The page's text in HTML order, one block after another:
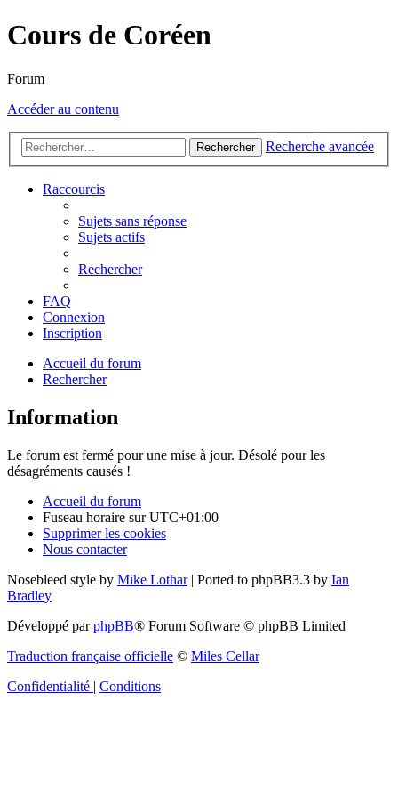
Cours de Coréen
Forum
Accéder au contenu
Rechercher Recherche avancée
Raccourcis
Sujets sans réponse
Sujets actifs
Rechercher
FAQ
Connexion
Inscription
Accueil du forum
Rechercher
Information
Le forum est fermé pour une mise à jour. Désolé pour les
désagréments causés !
Accueil du forum
Fuseau horaire surUTC+01:00
Supprimer les cookies
Nous contacter
Nosebleed style by Mike Lothar| Ported to phpBB3.3 by Ian
Bradley
Développé parphpBB® Forum Software © phpBB Limited
Traduction française officielle © Miles Cellar
Confidentialité | Conditions